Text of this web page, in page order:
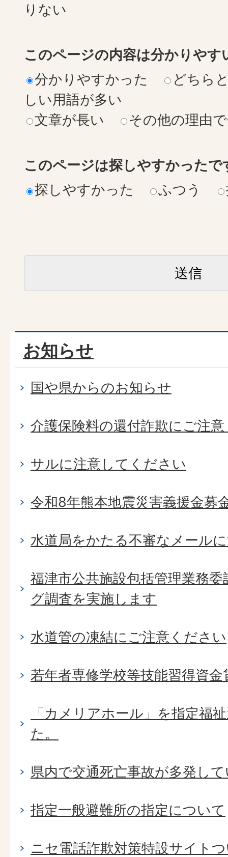
りない
このページの内容は分かりやす
分かりやすかった
どちら
しい用語が多い
文章が長い
その他の理由
このページは探しやすかったで
探しやすかった
ふつう
お知らせ
国や県からのお知らせ
介護保険料の還付詐欺にご注
サルに注意してください
令和8年熊本地震災害義援金募
水道局をかたる不審なメール
福津市公共施設包括管理業務
グ調査を実施します
水道管の凍結にご注意ください
若年者専修学校等技能習得資
「カメリアホール」を指定福
た。
県内で交通死亡事故が多発し
指定一般避難所の指定について
ニセ電話詐欺対策特設サイト